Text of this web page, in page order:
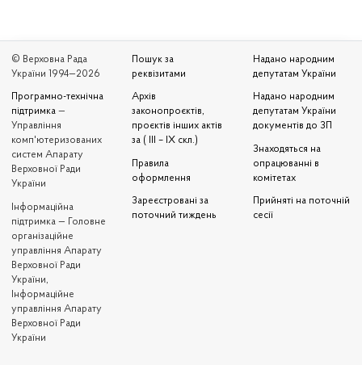
© Верховна Рада
України 1994—2026
Програмно-технічна
підтримка —
Управління
комп'ютеризованих
систем Апарату
Верховної Ради
України
Iнформаційна
підтримка — Головне
організаційне
управління Апарату
Верховної Ради
України,
Інформаційне
управління Апарату
Верховної Ради
України
Пошук за
реквізитами
Архів
законопроєктів,
проєктів інших актів
за ( III – IX скл.)
Правила
оформлення
Зареєстровані за
поточний тиждень
Надано народним
депутатам України
Надано народним
депутатам України
документів до ЗП
Знаходяться на
опрацюванні в
комітетах
Прийняті на поточній
сесії